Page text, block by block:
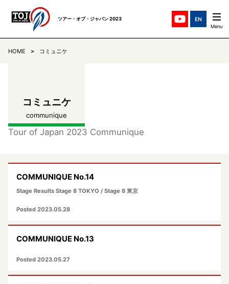
ツアー・オブ・ジャパン 2023
ステージ紹介
ニュース NEWS
コミュニケ COMMUNIQUE
TOJについて
観戦について GUIDE
HOME コミュニケ
コミュニケ
communique
Tour of Japan 2023 Communique
COMMUNIQUE No.14
Stage Results Stage 8 TOKYO / Stage 8 東京
Posted 2023.05.28
COMMUNIQUE No.13
Posted 2023.05.27